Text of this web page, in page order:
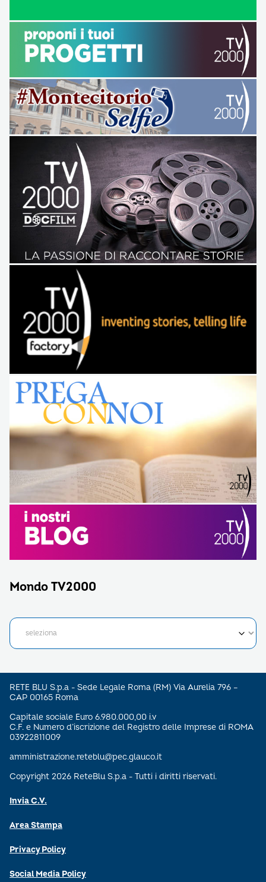
Mondo TV2000
RETE BLU S.p.a - Sede Legale Roma (RM) Via Aurelia 796 –
CAP 00165 Roma
Capitale sociale Euro 6.980.000,00 i.v
C.F. e Numero d’iscrizione del Registro delle Imprese di ROMA
03922811009
amministrazione.reteblu@pec.glauco.it
Copyright 2026 ReteBlu S.p.a - Tutti i diritti riservati.
Invia C.V.
Area Stampa
Privacy Policy
Social Media Policy